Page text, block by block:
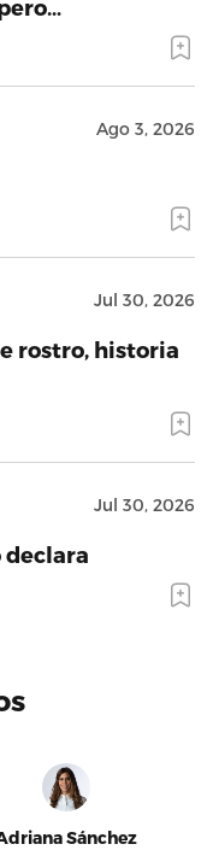
Ago 3, 2026
Jul 30, 2026
rostro, historia
Jul 30, 2026
declara
Sánchez